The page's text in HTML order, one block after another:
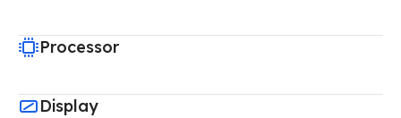
Processor
Display